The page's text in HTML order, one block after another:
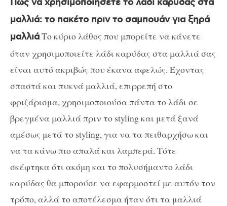
Πώς να χρησιμοποιήσετε το λάδι καρύδας στα
μαλλιά: το πακέτο πριν το σαμπουάν για ξηρά
μαλλιάΤο κύριο λάθος που μπορείτε να κάνετε
όταν χρησιμοποιείτε λάδι καρύδας στα μαλλιά σας
είναι αυτό ακριβώς που έκανα αφελώς. Έχοντας
σπαστά και πυκνά μαλλιά, επιρρεπή στο
φριζάρισμα, χρησιμοποιούσα πάντα το λάδι σε
βρεγμένα μαλλιά πριν το styling και μετά ξανά
αμέσως μετά το styling, για να τα πειθαρχήσω και
να τα κάνω πιο απαλά και λαμπερά. Τότε
σκέφτηκα ότι ακόμη και το πολυσήμαντο λάδι
καρύδας θα μπορούσε να εφαρμοστεί με αυτόν τον
τρόπο, αλλά το αποτέλεσμα ήταν ότι τα μαλλιά